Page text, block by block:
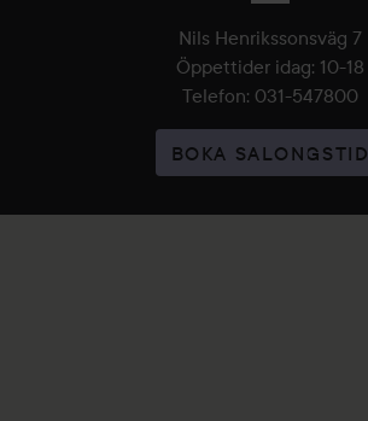
Nils Henrikssonsväg 7
Öppettider idag: 10-18
Telefon: 031-547800
BOKA SALONGSTID